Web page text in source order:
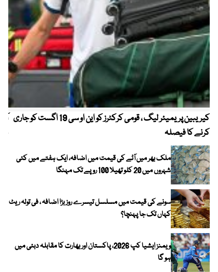
کیریبین پریمیئر لیگ ، قومی کرکٹرز کو این او سی 19 اگست کو جاری
کرنے کا فیصلہ
ملک بھر میں آٹے کی قیمت میں اضافہ، ایک ہفتے میں کئی
شہروں میں 20 کلو تھیلا 100 روپے تک مہنگا
سونے کی قیمت میں مسلسل تیسرے روز بڑا اضافہ ، فی تولہ ریٹ
کہاں تک جا پہنچا؟
ویمنز ایشیا کپ 2026، پاکستان اور بھارت کا مقابلہ دبئی میں
ہو گا